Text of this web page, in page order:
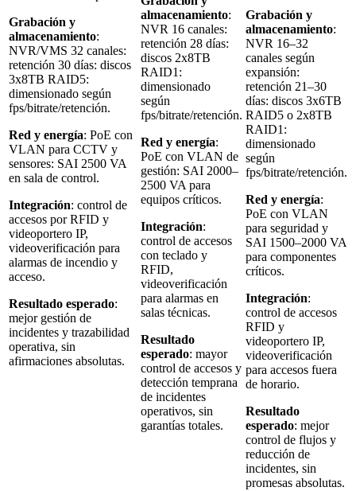
Grabación y
almacenamiento:
NVR/VMS 32 canales:
retención 30 días: discos
3x8TB RAID5:
dimensionado según
fps/bitrate/retención.
Red y energía: PoE con
VLAN para CCTV y
sensores: SAI 2500 VA
en sala de control.
Integración: control de
accesos por RFID y
videoportero IP,
videoverificación para
alarmas de incendio y
acceso.
Resultado esperado:
mejor gestión de
incidentes y trazabilidad
operativa, sin
afirmaciones absolutas.
almacenamiento:
NVR 16 canales:
retención 28 días:
discos 2x8TB
RAID1:
dimensionado
según
fps/bitrate/retención.
Red y energía:
PoE con VLAN de
gestión: SAI 2000–
2500 VA para
equipos críticos.
Integración:
control de accesos
con teclado y
RFID,
videoverificación
para alarmas en
salas técnicas.
Resultado
esperado: mayor
control de accesos y
detección temprana
de incidentes
operativos, sin
garantías totales.
Grabación y
almacenamiento:
NVR 16–32
canales según
expansión:
retención 21–30
días: discos 3x6TB
RAID5 o 2x8TB
RAID1:
dimensionado
según
fps/bitrate/retención.
Red y energía:
PoE con VLAN
para seguridad y
SAI 1500–2000 VA
para componentes
críticos.
Integración:
control de accesos
RFID y
videoportero IP,
videoverificación
para accesos fuera
de horario.
Resultado
esperado: mejor
control de flujos y
reducción de
incidentes, sin
promesas absolutas.